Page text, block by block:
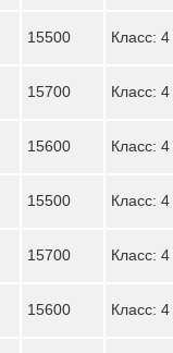
15500 Класс: 4
15700 Класс: 4
15600 Класс: 4
15500 Класс: 4
15700 Класс: 4
15600 Класс: 4